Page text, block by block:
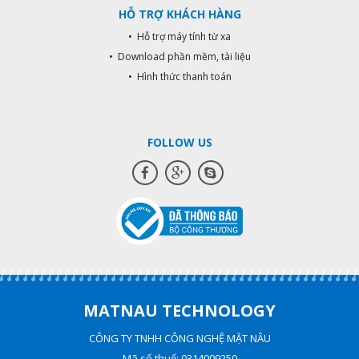
HỖ TRỢ KHÁCH HÀNG
• Hỗ trợ máy tính từ xa
• Download phần mềm, tài liệu
• Hình thức thanh toán
FOLLOW US
MATNAU TECHNOLOGY
CÔNG TY TNHH CÔNG NGHỆ MẶT NÂU